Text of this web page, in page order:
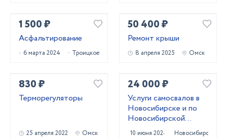
1 500 ₽
Асфальтирование
6 марта 2024 Троицкое
50 400 ₽
Ремонт крыши
8 апреля 2025 Омск
830 ₽
Терморегуляторы
25 апреля 2022 Омск
24 000 ₽
Услуги самосвалов в
Новосибирске и по
Новосибирской
области
10 июня 2024 Новосибирск